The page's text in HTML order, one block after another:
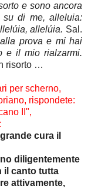
e sono ancora
di me, alleluia:
allelúia. Sal.
prova e mi hai
e il mio rialzarmi.
risorto …
per scherno,
rispondete:
II",
:
cura il
diligentemente
il canto tutta
attivamente,